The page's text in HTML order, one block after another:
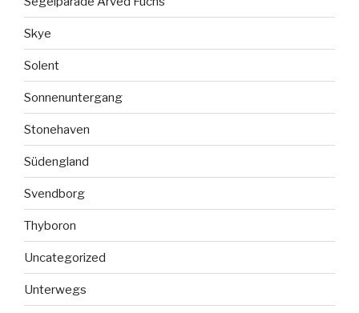
Skye
Solent
Sonnenuntergang
Stonehaven
Südengland
Svendborg
Thyboron
Uncategorized
Unterwegs